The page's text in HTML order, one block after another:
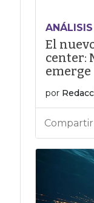
El
center:
emerge
por
Compartir